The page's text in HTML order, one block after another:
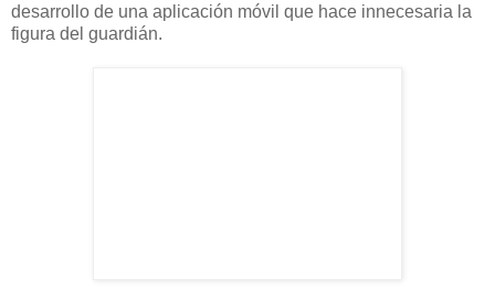
desarrollo de una aplicación móvil que hace innecesaria la
figura del guardián.